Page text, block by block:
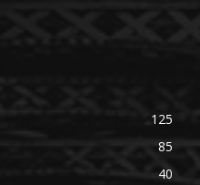
125
85
40